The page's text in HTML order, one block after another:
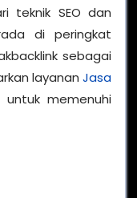
teknik SEO dan
di peringkat
sebagai
layanan Jasa
untuk memenuhi